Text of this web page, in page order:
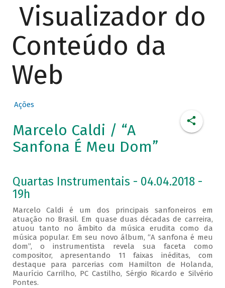
Visualizador do
Conteúdo da
Web
Ações
Marcelo Caldi / “A
Sanfona É Meu Dom”
Quartas Instrumentais - 04.04.2018 -
19h
Marcelo Caldi é um dos principais sanfoneiros em
atuação no Brasil. Em quase duas décadas de carreira,
atuou tanto no âmbito da música erudita como da
música popular. Em seu novo álbum, “A sanfona é meu
dom”, o instrumentista revela sua faceta como
compositor, apresentando 11 faixas inéditas, com
destaque para parcerias com Hamilton de Holanda,
Maurício Carrilho, PC Castilho, Sérgio Ricardo e Silvério
Pontes.